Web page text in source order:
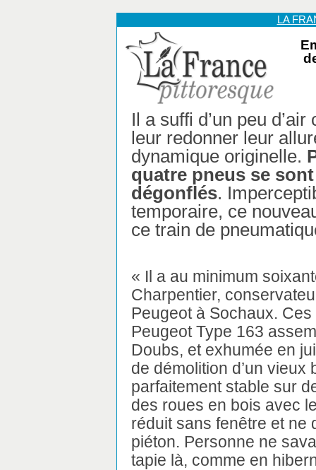
LA
Il a suffi d’un peu
leur redonner leur
dynamique originelle.
quatre pneus se
dégonflés.
temporaire, ce
ce train de
« Il a au minimum
Charpentier,
Peugeot à Sochaux.
Peugeot Type 163
Doubs, et exhumée en
de démolition d’un vieux
parfaitement stable sur
des roues en bois avec
réduit sans fenêtre et ne
piéton. Personne ne
tapie là, comme en